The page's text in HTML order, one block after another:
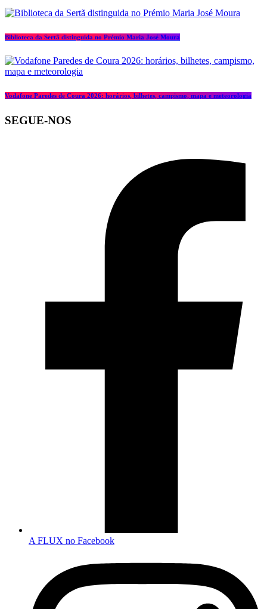
Biblioteca da Sertã distinguida no Prémio Maria José Moura
Vodafone Paredes de Coura 2026: horários, bilhetes, campismo, mapa e meteorologia
SEGUE-NOS
A FLUX no Facebook